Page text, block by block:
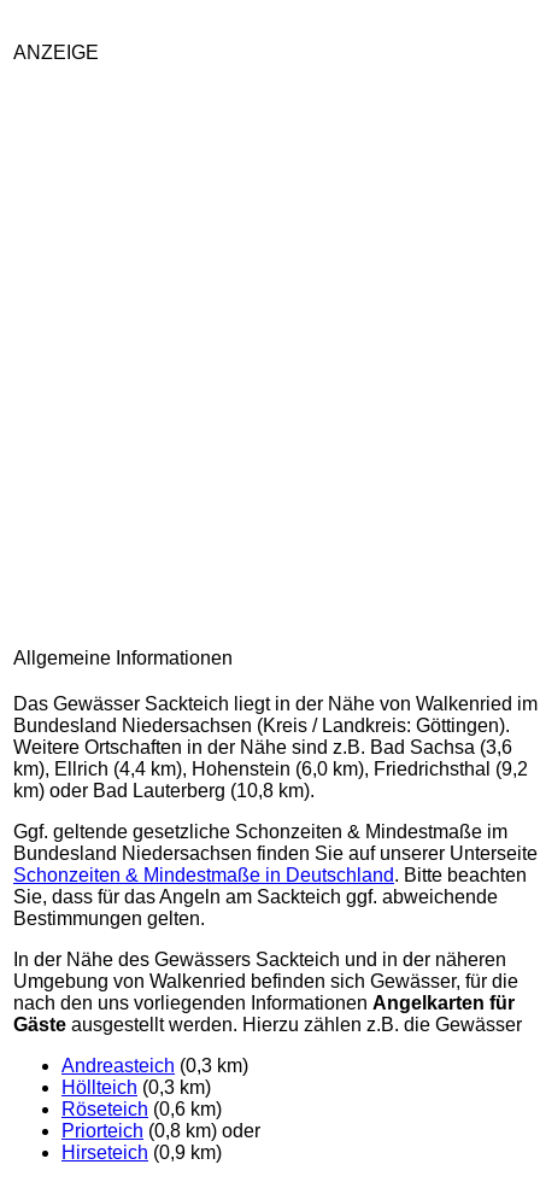
ANZEIGE
Allgemeine Informationen
Das Gewässer Sackteich liegt in der Nähe von Walkenried im
Bundesland Niedersachsen (Kreis / Landkreis: Göttingen).
Weitere Ortschaften in der Nähe sind z.B. Bad Sachsa (3,6
km), Ellrich (4,4 km), Hohenstein (6,0 km), Friedrichsthal (9,2
km) oder Bad Lauterberg (10,8 km).
Ggf. geltende gesetzliche Schonzeiten & Mindestmaße im
Bundesland Niedersachsen finden Sie auf unserer Unterseite
Schonzeiten & Mindestmaße in Deutschland. Bitte beachten
Sie, dass für das Angeln am Sackteich ggf. abweichende
Bestimmungen gelten.
In der Nähe des Gewässers Sackteich und in der näheren
Umgebung von Walkenried befinden sich Gewässer, für die
nach den uns vorliegenden Informationen Angelkarten für
Gäste ausgestellt werden. Hierzu zählen z.B. die Gewässer
Andreasteich (0,3 km)
Höllteich (0,3 km)
Röseteich (0,6 km)
Priorteich (0,8 km) oder
Hirseteich (0,9 km)